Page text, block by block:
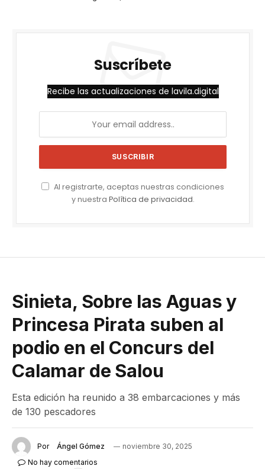
Suscríbete
Recibe las actualizaciones de lavila.digital
Al registrarte, aceptas nuestras condiciones
y nuestra Política de privacidad.
Sinieta, Sobre las Aguas y
Princesa Pirata suben al
podio en el Concurs del
Calamar de Salou
Esta edición ha reunido a 38 embarcaciones y más
de 130 pescadores
Por Ángel Gómez
noviembre 30, 2025
No hay comentarios